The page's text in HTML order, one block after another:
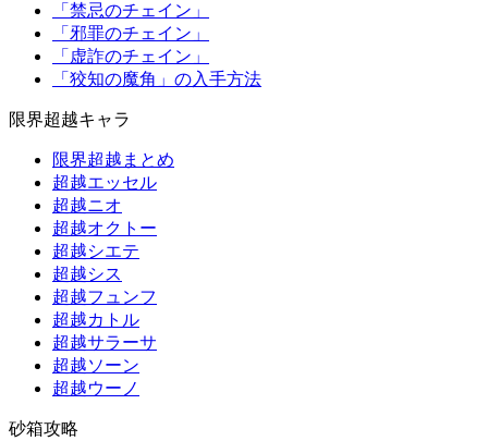
「禁忌のチェイン」
「邪罪のチェイン」
「虚詐のチェイン」
「狡知の魔角」の入手方法
限界超越キャラ
限界超越まとめ
超越エッセル
超越ニオ
超越オクトー
超越シエテ
超越シス
超越フュンフ
超越カトル
超越サラーサ
超越ソーン
超越ウーノ
砂箱攻略